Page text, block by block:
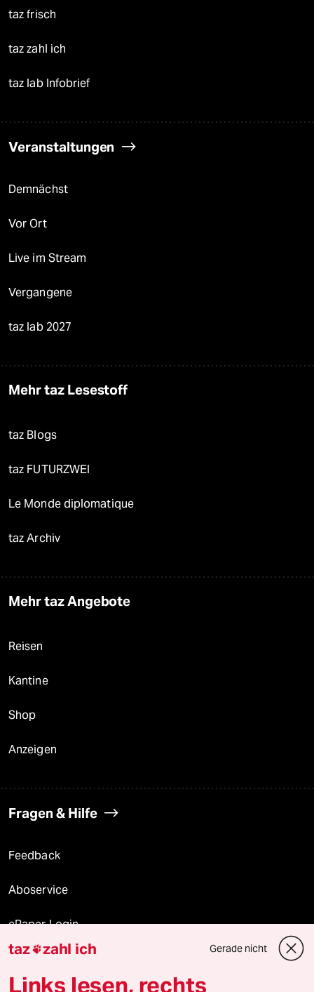
taz frisch
taz zahl ich
taz lab Infobrief
Veranstaltungen
Demnächst
Vor Ort
Live im Stream
Vergangene
taz lab 2027
Mehr taz Lesestoff
taz Blogs
taz FUTURZWEI
Le Monde diplomatique
taz Archiv
Mehr taz Angebote
Reisen
Kantine
Shop
Anzeigen
Fragen & Hilfe
Feedback
Aboservice
ePaper Login
Downloads für Abonnierende
taz zahl ich Gerade nicht
Links lesen, rechts